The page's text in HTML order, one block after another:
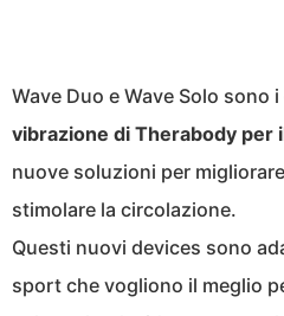
Wave Duo e Wave Solo sono i
vibrazione di Therabody per
nuove soluzioni per
stimolare la circolazione.
Questi nuovi devices sono
sport che vogliono il meglio